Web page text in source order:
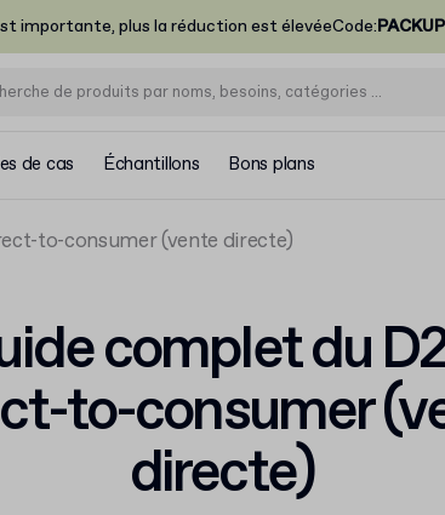
importante, plus la réduction est élevéeCode:PACKUP
de cas Échantillons Bons plans
to-consumer (vente directe)
complet du
to-consumer
directe)